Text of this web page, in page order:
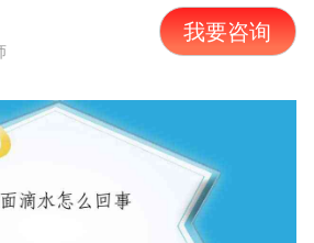
我要咨询